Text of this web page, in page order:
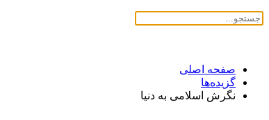
صفحه اصلی
گزیده‌ها
نگرش اسلامى به دنیا